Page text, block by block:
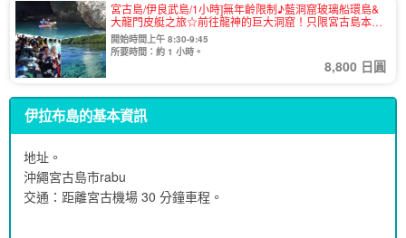
宮古島/伊良武島/1小時]無年齡限制♪藍洞窟玻璃船環島&
大龍門皮艇之旅☆前往龍神的巨大洞窟！只限宮古島本店
☆(1003號)
開始時間上午 8:30-9:45
所要時間：約 1 小時。
8,800 日圓
伊拉布島的基本資訊
地址。
沖繩宮古島市rabu
交通：距離宮古機場 30 分鐘車程。